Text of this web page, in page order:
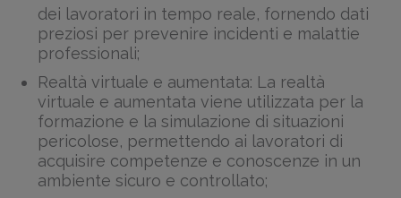
dei lavoratori in tempo reale, fornendo dati
preziosi per prevenire incidenti e malattie
professionali;
Realtà virtuale e aumentata: La realtà
virtuale e aumentata viene utilizzata per la
formazione e la simulazione di situazioni
pericolose, permettendo ai lavoratori di
acquisire competenze e conoscenze in un
ambiente sicuro e controllato;